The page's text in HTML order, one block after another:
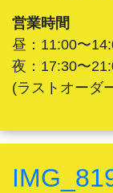
営業時間
昼：11:00〜
夜：17:30〜
(ラストオーダ